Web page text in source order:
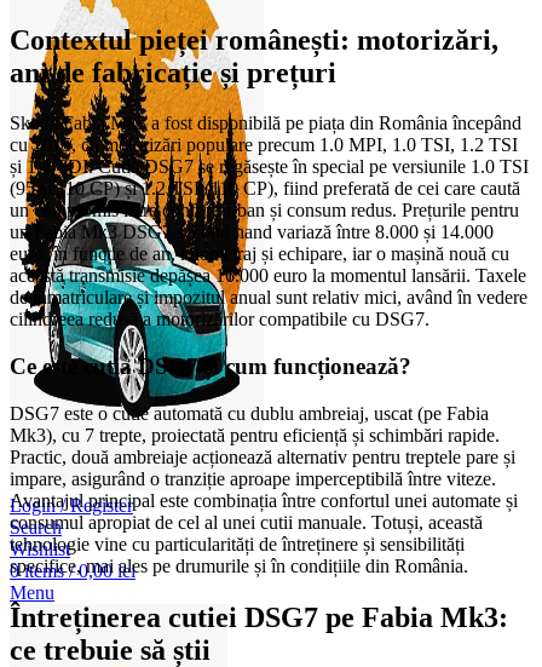
Login / Register
Search
Wishlist
0items / 0,00lei
Menu
Contextul pieței românești: motorizări,
ani de fabricație și prețuri
Skoda Fabia Mk3 a fost disponibilă pe piața din România începând
cu 2015, cu motorizări populare precum 1.0 MPI, 1.0 TSI, 1.2 TSI
și 1.4 TDI. Cutia DSG7 se regăsește în special pe versiunile 1.0 TSI
(95 și 110 CP) și 1.2 TSI (110 CP), fiind preferată de cei care caută
un compromis între confort urban și consum redus. Prețurile pentru
un Fabia Mk3 DSG7 second hand variază între 8.000 și 14.000
euro, în funcție de an, kilometraj și echipare, iar o mașină nouă cu
această transmisie depășea 16.000 euro la momentul lansării. Taxele
de înmatriculare și impozitul anual sunt relativ mici, având în vedere
cilindreea redusă a motorizărilor compatibile cu DSG7.
Ce este cutia DSG7 și cum funcționează?
DSG7 este o cutie automată cu dublu ambreiaj, uscat (pe Fabia
Mk3), cu 7 trepte, proiectată pentru eficiență și schimbări rapide.
Practic, două ambreiaje acționează alternativ pentru treptele pare și
impare, asigurând o tranziție aproape imperceptibilă între viteze.
Avantajul principal este combinația între confortul unei automate și
consumul apropiat de cel al unei cutii manuale. Totuși, această
tehnologie vine cu particularități de întreținere și sensibilități
specifice, mai ales pe drumurile și în condițiile din România.
Întreținerea cutiei DSG7 pe Fabia Mk3:
ce trebuie să știi